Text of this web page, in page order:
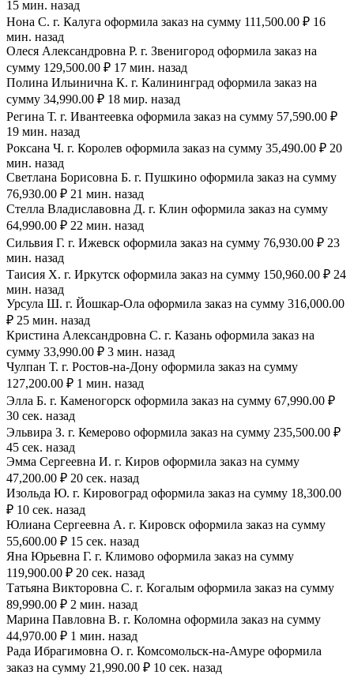
15 мин. назад
Нона С. г. Калуга оформила заказ на сумму 111,500.00 ₽ 16
мин. назад
Олеся Александровна Р. г. Звенигород оформила заказ на
сумму 129,500.00 ₽ 17 мин. назад
Полина Ильинична К. г. Калининград оформила заказ на
сумму 34,990.00 ₽ 18 мир. назад
Регина Т. г. Ивантеевка оформила заказ на сумму 57,590.00 ₽
19 мин. назад
Роксана Ч. г. Королев оформила заказ на сумму 35,490.00 ₽ 20
мин. назад
Светлана Борисовна Б. г. Пушкино оформила заказ на сумму
76,930.00 ₽ 21 мин. назад
Стелла Владиславовна Д. г. Клин оформила заказ на сумму
64,990.00 ₽ 22 мин. назад
Сильвия Г. г. Ижевск оформила заказ на сумму 76,930.00 ₽ 23
мин. назад
Таисия Х. г. Иркутск оформила заказ на сумму 150,960.00 ₽ 24
мин. назад
Урсула Ш. г. Йошкар-Ола оформила заказ на сумму 316,000.00
₽ 25 мин. назад
Кристина Александровна С. г. Казань оформила заказ на
сумму 33,990.00 ₽ 3 мин. назад
Чулпан Т. г. Ростов-на-Дону оформила заказ на сумму
127,200.00 ₽ 1 мин. назад
Элла Б. г. Каменогорск оформила заказ на сумму 67,990.00 ₽
30 сек. назад
Эльвира З. г. Кемерово оформила заказ на сумму 235,500.00 ₽
45 сек. назад
Эмма Сергеевна И. г. Киров оформила заказ на сумму
47,200.00 ₽ 20 сек. назад
Изольда Ю. г. Кировоград оформила заказ на сумму 18,300.00
₽ 10 сек. назад
Юлиана Сергеевна А. г. Кировск оформила заказ на сумму
55,600.00 ₽ 15 сек. назад
Яна Юрьевна Г. г. Климово оформила заказ на сумму
119,900.00 ₽ 20 сек. назад
Татьяна Викторовна С. г. Когалым оформила заказ на сумму
89,990.00 ₽ 2 мин. назад
Марина Павловна В. г. Коломна оформила заказ на сумму
44,970.00 ₽ 1 мин. назад
Рада Ибрагимовна О. г. Комсомольск-на-Амуре оформила
заказ на сумму 21,990.00 ₽ 10 сек. назад